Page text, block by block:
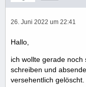
26. Juni 2022 um 22:41
Hallo,
ich wollte gerade
schreiben und
versehentlich